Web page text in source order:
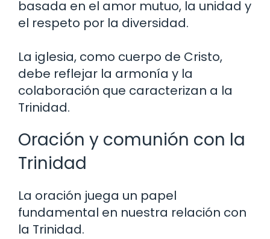
basada en el amor mutuo, la unidad y
el respeto por la diversidad.
La iglesia, como cuerpo de Cristo,
debe reflejar la armonía y la
colaboración que caracterizan a la
Trinidad.
Oración y comunión con la
Trinidad
La oración juega un papel
fundamental en nuestra relación con
la Trinidad.